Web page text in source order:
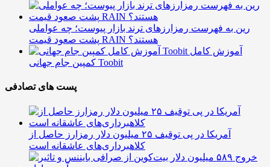
رین به فهرست رمزارزهای ترند بازار پیوست؛ چه عواملی
پشت صعود قیمت RAIN هستند؟
آموزش کامل
کمپین جام جهانی Toobit
پست های تصادفی
آمریکا در پی توقیف ۲۵ میلیون دلار رمزارز حاصل از
کلاهبرداری‌های عاشقانه است